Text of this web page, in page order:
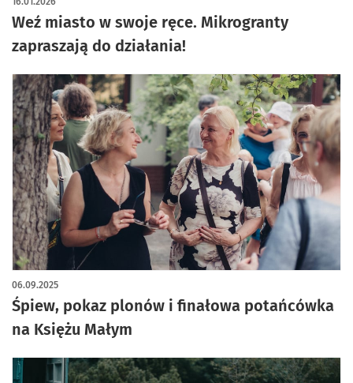
Weź miasto w swoje ręce. Mikrogranty
zapraszają do działania!
Śpiew, pokaz plonów i finałowa potańcówka
na Księżu Małym
06.09.2025